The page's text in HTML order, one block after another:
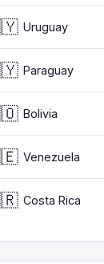
Uruguay
Paraguay
Bolivia
Venezuela
Costa Rica